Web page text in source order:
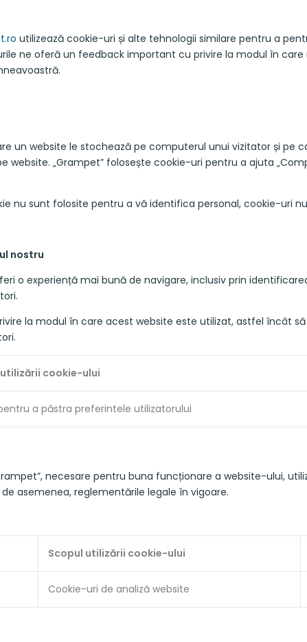
utilizează cookie-uri și alte tehnologii similare pentru a
ne oferă un feedback important cu privire la modul în
un website le stochează pe computerul unui vizitator și pe
„Grampet” folosește cookie-uri pentru a ajuta
nu sunt folosite pentru a vă identifica personal, cookie-uri
nostru
o experiență mai bună de navigare, inclusiv prin
la modul în care acest website este utilizat, astfel încât
cookie-ului
a păstra preferintele utilizatorului
necesare pentru buna funcționare a website-ului,
asemenea, reglementările legale în vigoare.
Scopul utilizării cookie-ului
Cookie-uri de analiză website